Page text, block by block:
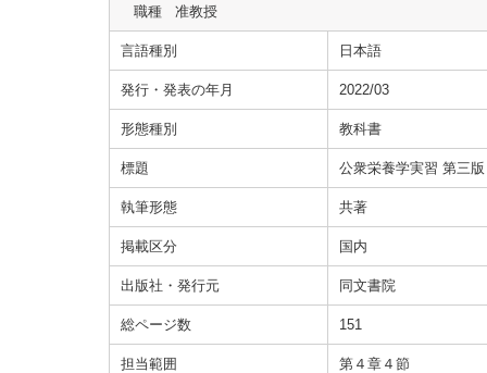
職種
准教授
言語種別 日本語
発行・発表の年月 2022/03
形態種別 教科書
標題 公衆栄養学実習 第三
執筆形態 共著
掲載区分 国内
出版社・発行元 同文書院
総ページ数 151
担当範囲 第４章４節